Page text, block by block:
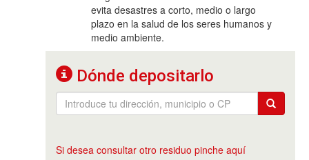
evita desastres a corto, medio o largo
plazo en la salud de los seres humanos y
medio ambiente.
Dónde depositarlo
Si desea consultar otro residuo pinche aquí